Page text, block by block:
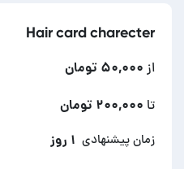
Hair card charecter
از ۵۰,۰۰۰ تومان
تا ۲۰۰,۰۰۰ تومان
زمان پیشنهادی ۱ روز